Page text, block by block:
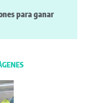
para ganar